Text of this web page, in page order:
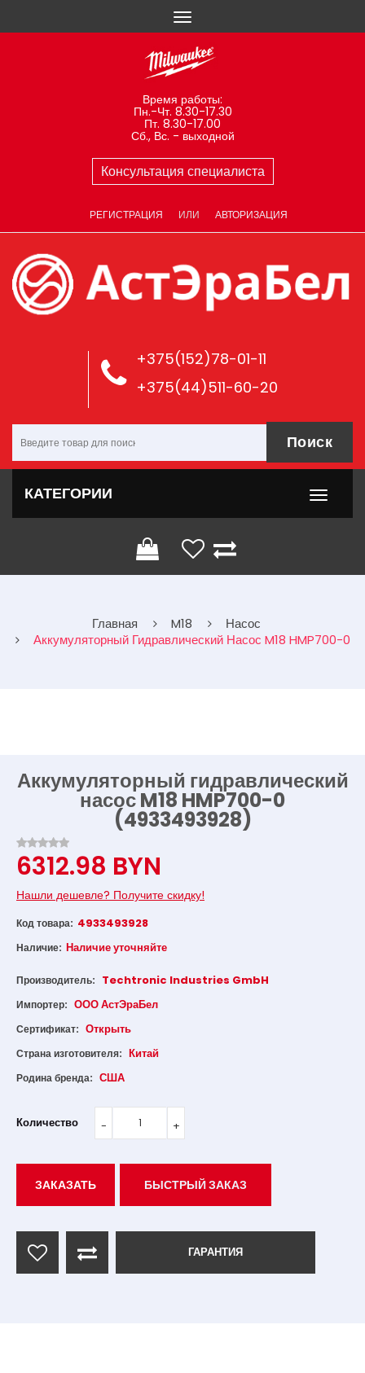
Время работы:
Пн.-Чт. 8.30-17.30
Пт. 8.30-17.00
Сб., Вс. - выходной
Консультация специалиста
РЕГИСТРАЦИЯ ИЛИ АВТОРИЗАЦИЯ
+375(152)78-01-11
+375(44)511-60-20
Поиск
КАТЕГОРИИ
Главная M18
Насос
Аккумуляторный Гидравлический Насос M18 HMP700-0
Аккумуляторный гидравлический
насос M18 HMP700-0
(4933493928)
6312.98 BYN
Нашли дешевле? Получите скидку!
Код товара: 4933493928
Наличие: Наличие уточняйте
Производитель: Techtronic Industries GmbH
Импортер: ООО АстЭраБел
Сертификат: Открыть
Страна изготовителя: Китай
Родина бренда: США
Количество
ЗАКАЗАТЬ БЫСТРЫЙ ЗАКАЗ
ГАРАНТИЯ